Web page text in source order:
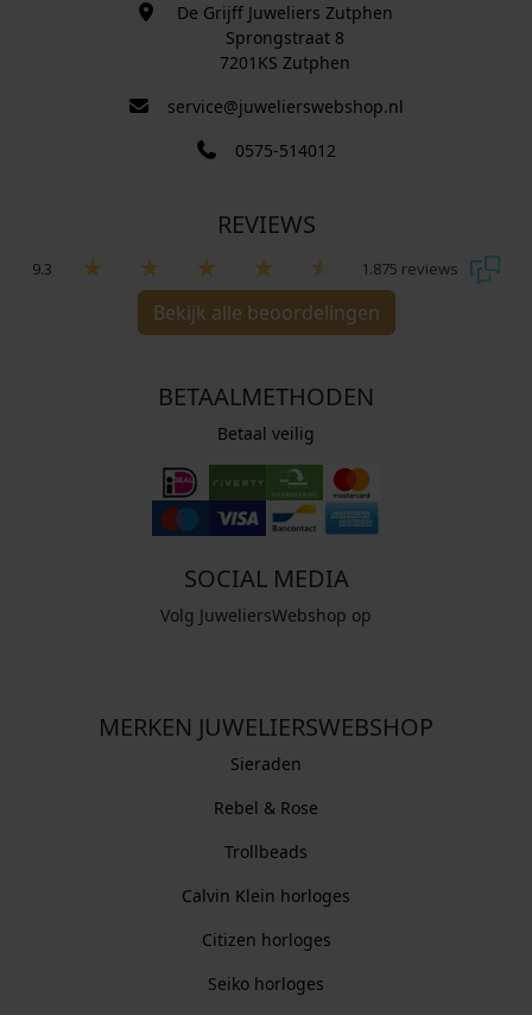
De Grijff Juweliers Zutphen
Sprongstraat 8
7201KS Zutphen
service@juwelierswebshop.nl
0575-514012
REVIEWS
9.3 1.875 reviews
Bekijk alle beoordelingen
BETAALMETHODEN
Betaal veilig
SOCIAL MEDIA
Volg JuweliersWebshop op
MERKEN JUWELIERSWEBSHOP
Sieraden
Rebel & Rose
Trollbeads
Calvin Klein horloges
Citizen horloges
Seiko horloges